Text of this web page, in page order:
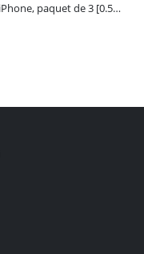
Câble de chargeur pour iPhone, paquet de 3 [0.5M 1M 2M] - GIANAC